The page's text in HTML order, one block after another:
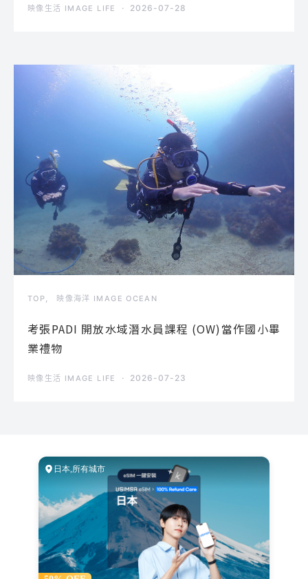
映像生活 IMAGE LIFE 2026-07-28
TOP 映像海洋 IMAGE OCEAN
考張PADI 開放水域潛水員課程 (OW)當作國小畢
業禮物
映像生活 IMAGE LIFE 2026-07-23